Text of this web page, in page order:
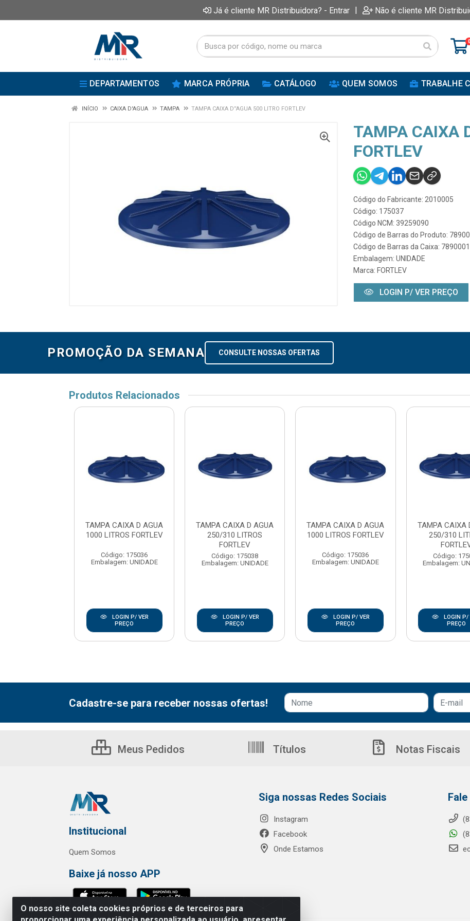
Já é cliente MR Distribuidora? - Entrar | Não é cliente MR
0
DEPARTAMENTOS MARCA PRÓPRIA CATÁLOGO QUEM SOMOS TRABALHE
INÍCIO CAIXA D'AGUA TAMPA TAMPA CAIXA D”AGUA 500 LITRO FORTLEV
TAMPA CAIXA
FORTLEV
Código do Fabricante: 2010005
Código: 175037
Código NCM: 39259090
Código de Barras do Produto:
Código de Barras da Caixa:
Embalagem: UNIDADE
Marca: FORTLEV
LOGIN P/ VER PREÇO
PROMOÇÃO DA SEMANA CONSULTE NOSSAS OFERTAS
Produtos Relacionados
TAMPA CAIXA D AGUA
1000 LITROS FORTLEV
Código: 175036
Embalagem: UNIDADE
LOGIN P/ VER
PREÇO
TAMPA CAIXA D AGUA
250/310 LITROS
FORTLEV
Código: 175038
Embalagem: UNIDADE
LOGIN P/ VER
PREÇO
TAMPA CAIXA D AGUA
1000 LITROS FORTLEV
Código: 175036
Embalagem: UNIDADE
LOGIN P/ VER
PREÇO
TAMPA CAIXA
250/310
Código:
Embalagem:
LOGIN P/
PREÇO
O nosso site coleta cookies próprios e de terceiros para
Cadastre-se para receber nossas ofertas!
Meus Pedidos Títulos Notas Fiscais
Institucional
Quem Somos
Baixe já nosso APP
Siga nossas Redes Sociais
Instagram
Facebook
Onde Estamos